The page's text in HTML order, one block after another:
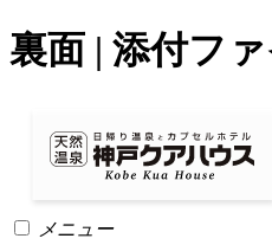
裏面 | 添付フ
メニュー